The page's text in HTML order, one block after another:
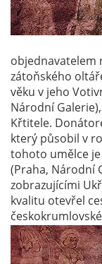
objednavatelem
zátoňského
věku v jeho
Národní
Křtitele.
který působil v
tohoto umělce
(Praha, Národní
zobrazujícími
kvalitu otevřel